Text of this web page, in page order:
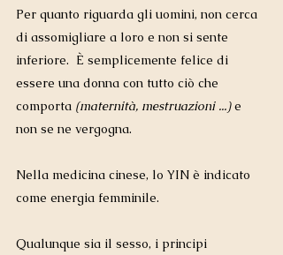
Per quanto riguarda gli uomini, non cerca
di assomigliare a loro e non si sente
inferiore.  È semplicemente felice di
essere una donna con tutto ciò che
comporta (maternità, mestruazioni ...) e
non se ne vergogna.
Nella medicina cinese, lo YIN è indicato
come energia femminile.
Qualunque sia il sesso, i principi